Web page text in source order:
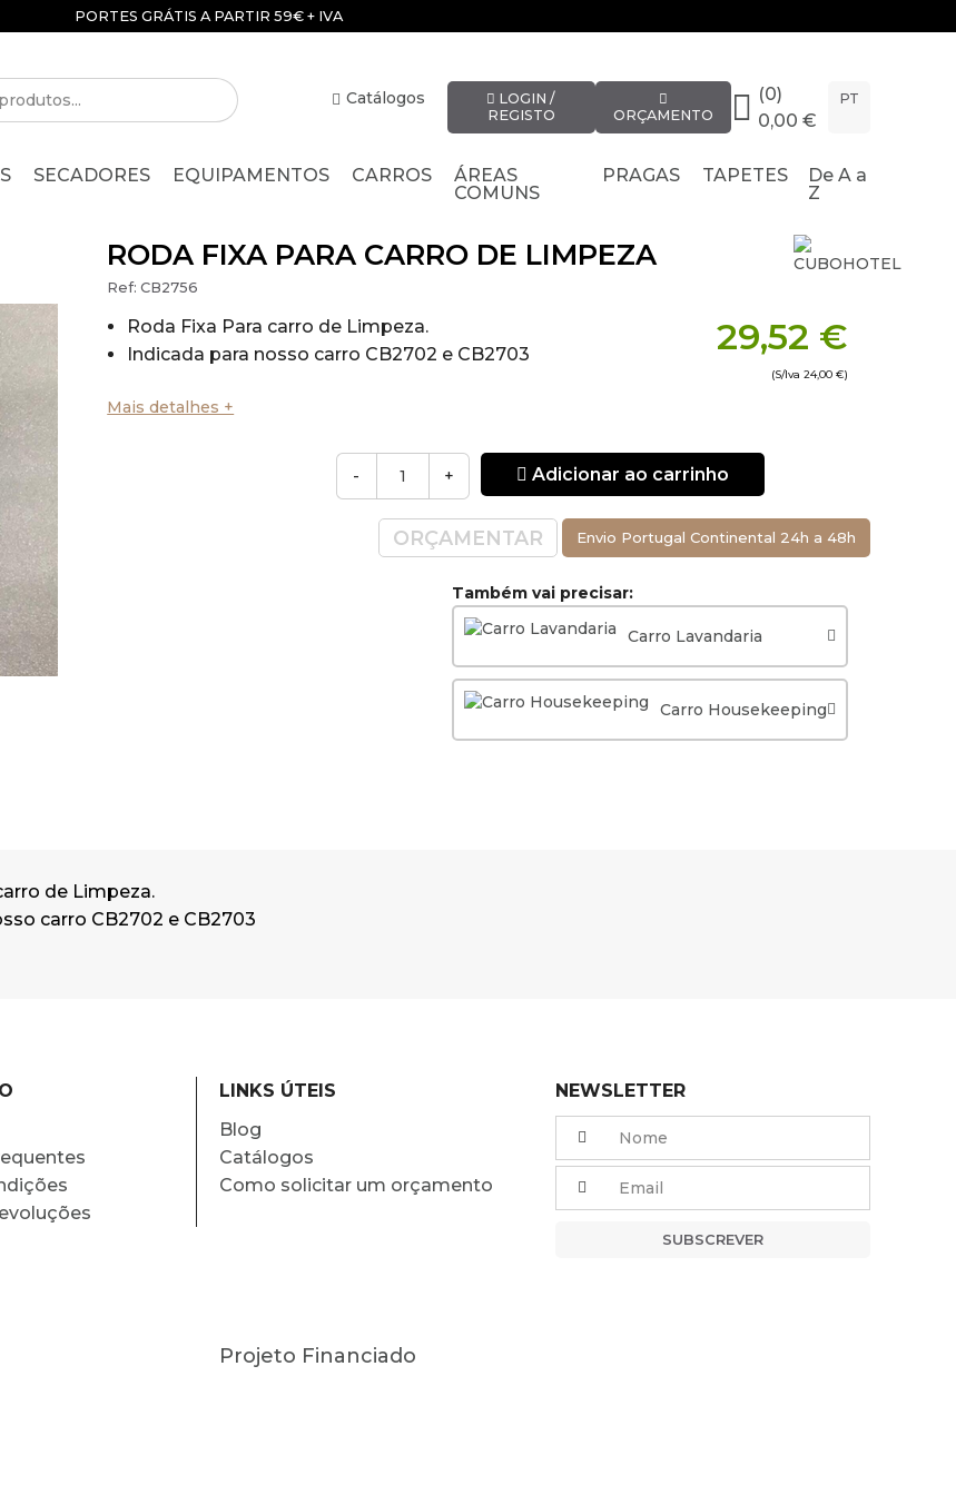
PORTES GRÁTIS A PARTIR 59€ + IVA
Catálogos
LOGIN /
REGISTO
ORÇAMENTO
(0)
0,00 €
PT
SECADORES EQUIPAMENTOS CARROS
ÁREAS
COMUNS
PRAGAS TAPETES
De A a
Z
RODA FIXA PARA CARRO DE LIMPEZA
Ref:CB2756
29,52 €
(S/Iva 24,00 €)
Roda Fixa Para carro de Limpeza.
Indicada para nosso carro CB2702 e CB2703
Mais detalhes +
- + Adicionar ao carrinho
ORÇAMENTAR Envio Portugal Continental 24h a 48h
Também vai precisar:
Carro Lavandaria
Carro Housekeeping
de Limpeza.
carro CB2702 e CB2703
LINKS ÚTEIS
Blog
Catálogos
Como solicitar um orçamento
Projeto Financiado
NEWSLETTER
SUBSCREVER